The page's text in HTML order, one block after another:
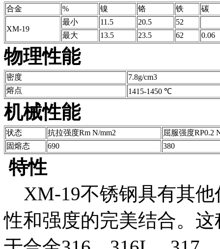
合金 % 镍 铬 铁 碳
XM-19
最小 11.5 20.5
52
最大
13.5 23.5 62 0.06
物理性能
密度
7.8g/cm3
熔点
1415-1450 ℃
机械性能
状态 抗拉强度Rm N/mm2
屈服强度RP0.2
固熔态
690 380
特性
XM-19不锈钢具有其他
性和强度的完美结合。